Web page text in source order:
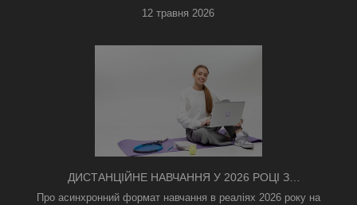
12 травня 2026
ДИСТАНЦІЙНЕ НАВЧАННЯ У 2026 РОЦІ З
ТРИВОГАМИ ТА БЕЗ СВІТЛА: ЯК АСИНХРОННИЙ
Про асинхронний формат навчання в реаліях 2026 року на